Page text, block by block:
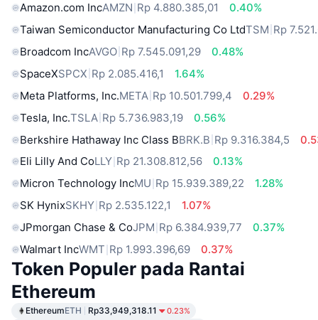
Amazon.com IncAMZN Rp 4.880.385,01
0.40%
Taiwan Semiconductor Manufacturing Co LtdTSM Rp
Broadcom IncAVGO Rp 7.545.091,29
0.48%
SpaceXSPCX Rp 2.085.416,1
1.64%
Meta Platforms, Inc.META Rp 10.501.799,4
0.29%
Tesla, Inc.TSLA Rp 5.736.983,19
0.56%
Berkshire Hathaway Inc Class BBRK.B Rp 9.316.384,5
Eli Lilly And CoLLY Rp 21.308.812,56
0.13%
Micron Technology IncMU Rp 15.939.389,22
1.28%
SK HynixSKHY Rp 2.535.122,1
1.07%
JPmorgan Chase & CoJPM Rp 6.384.939,77
0.37%
Walmart IncWMT Rp 1.993.396,69 0.37%
Token Populer pada Rantai
Ethereum
EthereumETH Rp33,949,318.11 0.23%